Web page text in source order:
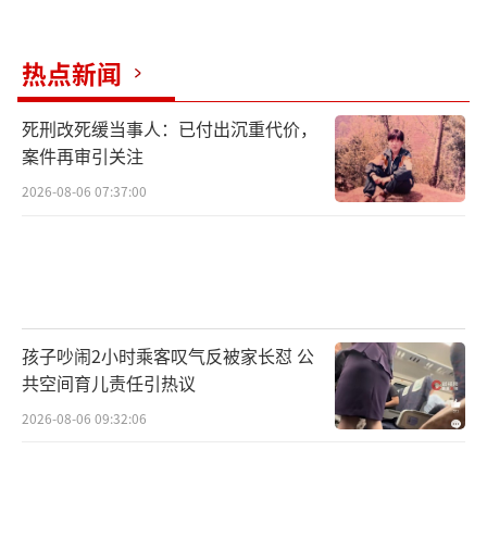
热点新闻
死刑改死缓当事人：已付出沉重代价，
案件再审引关注
2026-08-06 07:37:00
孩子吵闹2小时乘客叹气反被家长怼 公
共空间育儿责任引热议
2026-08-06 09:32:06